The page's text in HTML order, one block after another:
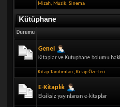
Mizah, Muzik, Sinema
Kütüphane
Durumu
Genel
Kitaplar ve Kutuphane bolumu
Kitap Tanıtımları, Kitap Özetleri
E-Kitaplık
Eksiksiz yayınlanan e-kitaplar